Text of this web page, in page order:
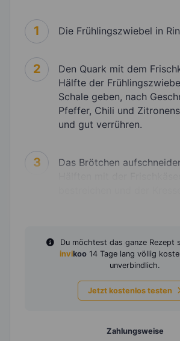
1 Die Frühlingszwiebel in
2
Den Quark mit dem
Hälfte der
Schale geben, nach
Pfeffer, Chili und
und gut verrühren.
3
Das Brötchen
Du möchtest das ganze Rezept
invikoo 14 Tage lang völlig
unverbindlich.
Jetzt kostenlos testen
Zahlungsweise